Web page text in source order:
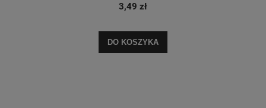
3,49 zł
DO KOSZYKA